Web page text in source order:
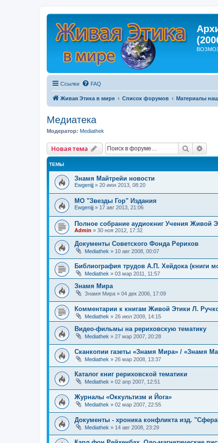
Ссылки FAQ
Живая Этика в мире Список форумов Материалы
Медиатека
Модератор: Mediathek
Новая тема Поиск
ТЕМЫ
Знамя Майтрейи новости
Ewgenijj » 20 июн 2013, 08:20
МО "Звезды Гор" Издания
Ewgenijj » 17 авг 2013, 21:06
Полное собрание аудиокниг Учения Живой
Admin » 30 ноя 2012, 17:32
Документы Советского Фонда Рерихов
Mediathek » 10 авг 2008, 00:07
Библиография трудов А.П. Хейдока (книги
Mediathek » 03 мар 2011, 11:57
Знамя Мира
Знамя Мира » 04 дек 2006, 17:09
Комментарии к книгам Живой Этики Л.
Mediathek » 26 июл 2009, 14:15
Видео-фильмы на рериховскую тематику
Mediathek » 27 мар 2007, 20:28
Сканкопии газеты «Знамя Мира» / «Знамя
Mediathek » 26 мар 2008, 13:37
Каталог книг рериховской тематики
Mediathek » 02 апр 2007, 12:51
Журналы «Оккультизм и Йога»
Mediathek » 02 мар 2007, 22:55
Документы - хроника конфликта изд.
Mediathek » 14 авг 2008, 23:29